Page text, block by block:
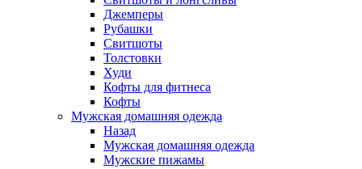
Джемперы
Рубашки
Свитшоты
Толстовки
Худи
Кофты для фитнеса
Кофты
Мужская домашняя одежда
Назад
Мужская домашняя одежда
Мужские пижамы